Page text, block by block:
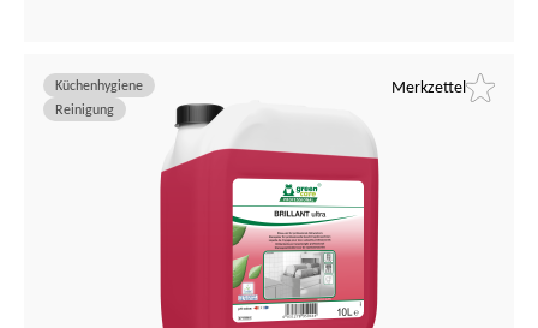
Merkzettel
Küchenhygiene
Reinigung